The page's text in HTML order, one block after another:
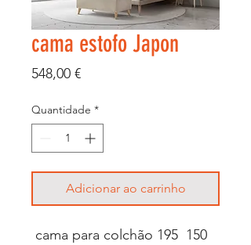
cama estofo Japon
548,00 €Preço
Quantidade *
Adicionar ao carrinho
cama para colchão 195 150